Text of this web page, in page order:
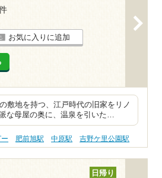
お気に入りに追加
敷地を持つ、江戸時代の旧家をリノ
な母屋の奥に、温泉を引いた…
肥前旭駅 中原駅 吉野ケ里公園駅
日帰り